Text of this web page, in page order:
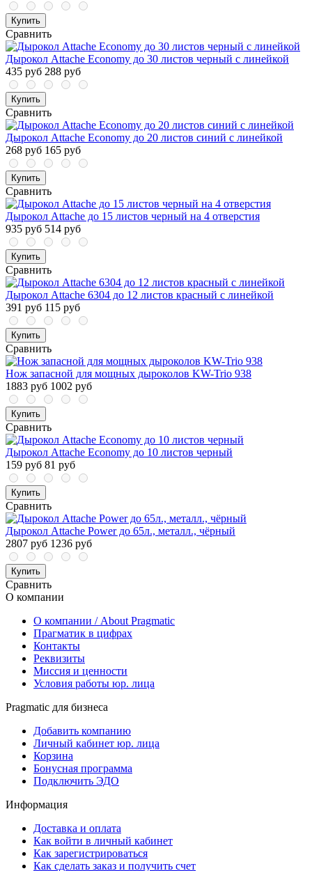
Купить
Сравнить
Дырокол Attache Economy до 30 листов черный с линейкой
435 руб 288 руб
Купить
Сравнить
Дырокол Attache Economy до 20 листов синий с линейкой
268 руб 165 руб
Купить
Сравнить
Дырокол Attache до 15 листов черный на 4 отверстия
935 руб 514 руб
Купить
Сравнить
Дырокол Attache 6304 до 12 листов красный с линейкой
391 руб 115 руб
Купить
Сравнить
Нож запасной для мощных дыроколов KW-Trio 938
1883 руб 1002 руб
Купить
Сравнить
Дырокол Attache Economy до 10 листов черный
159 руб 81 руб
Купить
Сравнить
Дырокол Attache Power до 65л., металл., чёрный
2807 руб 1236 руб
Купить
Сравнить
О компании
О компании / About Pragmatic
Прагматик в цифрах
Контакты
Реквизиты
Миссия и ценности
Условия работы юр. лица
Pragmatic для бизнеса
Добавить компанию
Личный кабинет юр. лица
Корзина
Бонусная программа
Подключить ЭДО
Информация
Доставка и оплата
Как войти в личный кабинет
Как зарегистрироваться
Как сделать заказ и получить счет